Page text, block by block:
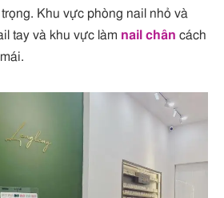
Khu vực phòng nail nhỏ và
tay và khu vực làm nail chân cách